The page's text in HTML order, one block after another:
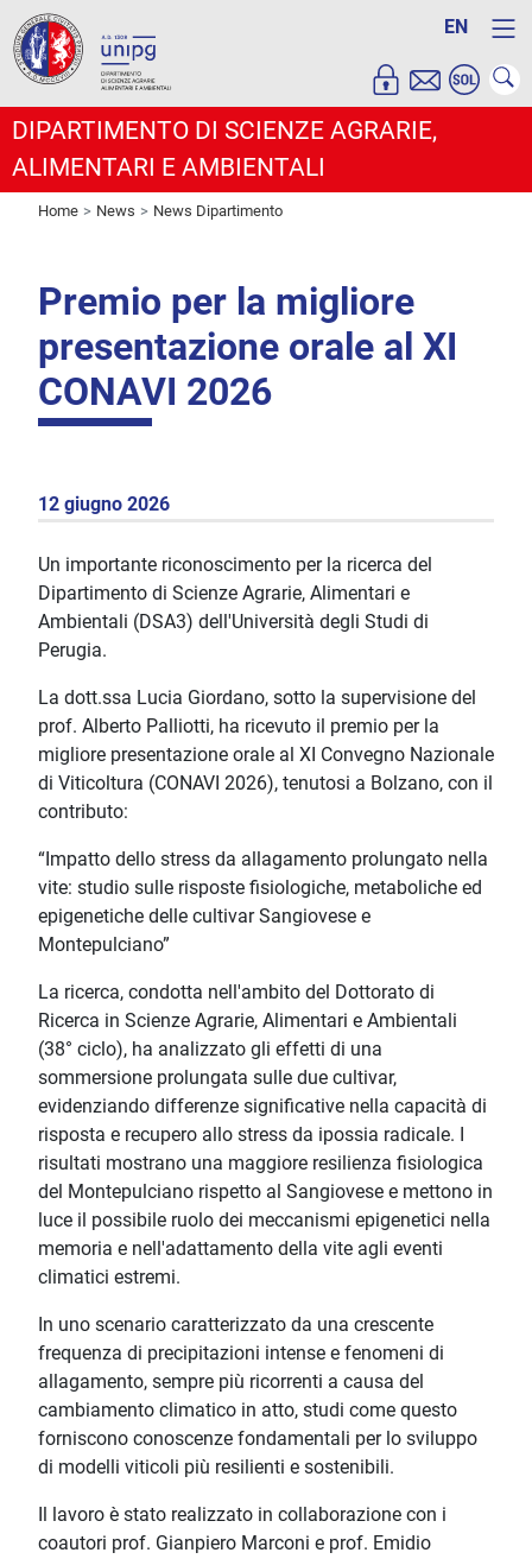
EN
DIPARTIMENTO DI SCIENZE AGRARIE,
ALIMENTARI E AMBIENTALI
Home News News Dipartimento
Premio per la migliore
presentazione orale al XI
CONAVI 2026
12 giugno 2026
Un importante riconoscimento per la ricerca del
Dipartimento di Scienze Agrarie, Alimentari e
Ambientali (DSA3) dell'Università degli Studi di
Perugia.
La dott.ssa Lucia Giordano, sotto la supervisione del
prof. Alberto Palliotti, ha ricevuto il premio per la
migliore presentazione orale al XI Convegno Nazionale
di Viticoltura (CONAVI 2026), tenutosi a Bolzano, con il
contributo:
“Impatto dello stress da allagamento prolungato nella
vite: studio sulle risposte fisiologiche, metaboliche ed
epigenetiche delle cultivar Sangiovese e
Montepulciano”
La ricerca, condotta nell'ambito del Dottorato di
Ricerca in Scienze Agrarie, Alimentari e Ambientali
(38° ciclo), ha analizzato gli effetti di una
sommersione prolungata sulle due cultivar,
evidenziando differenze significative nella capacità di
risposta e recupero allo stress da ipossia radicale. I
risultati mostrano una maggiore resilienza fisiologica
del Montepulciano rispetto al Sangiovese e mettono in
luce il possibile ruolo dei meccanismi epigenetici nella
memoria e nell'adattamento della vite agli eventi
climatici estremi.
In uno scenario caratterizzato da una crescente
frequenza di precipitazioni intense e fenomeni di
allagamento, sempre più ricorrenti a causa del
cambiamento climatico in atto, studi come questo
forniscono conoscenze fondamentali per lo sviluppo
di modelli viticoli più resilienti e sostenibili.
Il lavoro è stato realizzato in collaborazione con i
coautori prof. Gianpiero Marconi e prof. Emidio